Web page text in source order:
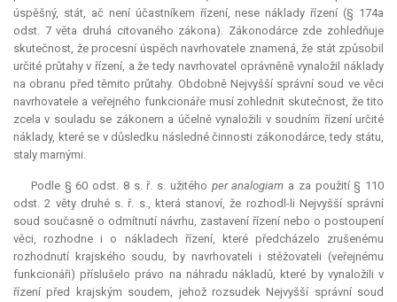
úspěšný, stát, ač není účastníkem řízení, nese náklady řízení (§ 174a
odst. 7 věta druhá citovaného zákona). Zákonodárce zde zohledňuje
skutečnost, že procesní úspěch navrhovatele znamená, že stát způsobil
určité průtahy v řízení, a že tedy navrhovatel oprávněně vynaložil náklady
na obranu před těmito průtahy. Obdobně Nejvyšší správní soud ve věci
navrhovatele a veřejného funkcionáře musí zohlednit skutečnost, že tito
zcela v souladu se zákonem a účelně vynaložili v soudním řízení určité
náklady, které se v důsledku následné činnosti zákonodárce, tedy státu,
staly marnými.
Podle § 60 odst. 8 s. ř. s. užitého per analogiam a za použití § 110
odst. 2 věty druhé s. ř. s., která stanoví, že rozhodl-li Nejvyšší správní
soud současně o odmítnutí návrhu, zastavení řízení nebo o postoupení
věci, rozhodne i o nákladech řízení, které předcházelo zrušenému
rozhodnutí krajského soudu, by navrhovateli i stěžovateli (veřejnému
funkcionáři) příslušelo právo na náhradu nákladů, které by vynaložili v
řízení před krajským soudem, jehož rozsudek Nejvyšší správní soud